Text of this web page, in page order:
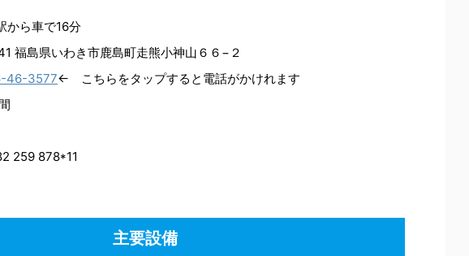
から車で16分
福島県いわき市鹿島町走熊小神山６６−２
46-3577← こちらをタップすると電話がかけれます
259 878*11
主要設備